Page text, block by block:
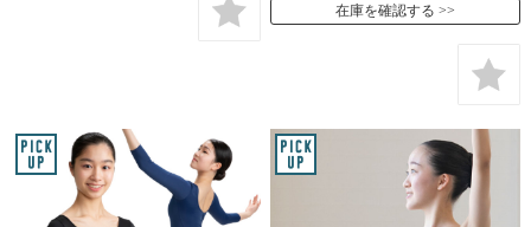
在庫を確認する